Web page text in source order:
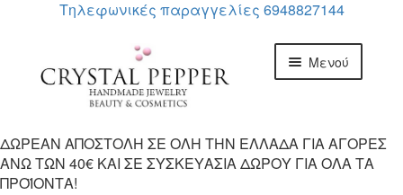
Τηλεφωνικές παραγγελίες 6948827144
μετάβαση
στην
πλοήγηση
σε
περιεχόμενο
Μενού
ΠΡΟΙΟΝΤΑ
ΔΩΡΕΑΝ ΑΠΟΣΤΟΛΗ ΣΕ ΟΛΗ ΤΗΝ ΕΛΛΑΔΑ ΓΙΑ ΑΓΟΡΕΣ
ΑΝΩ ΤΩΝ 40€ ΚΑΙ ΣΕ ΣΥΣΚΕΥΑΣΙΑ ΔΩΡΟΥ ΓΙΑ ΟΛΑ ΤΑ
ΠΡΟΪΟΝΤΑ!